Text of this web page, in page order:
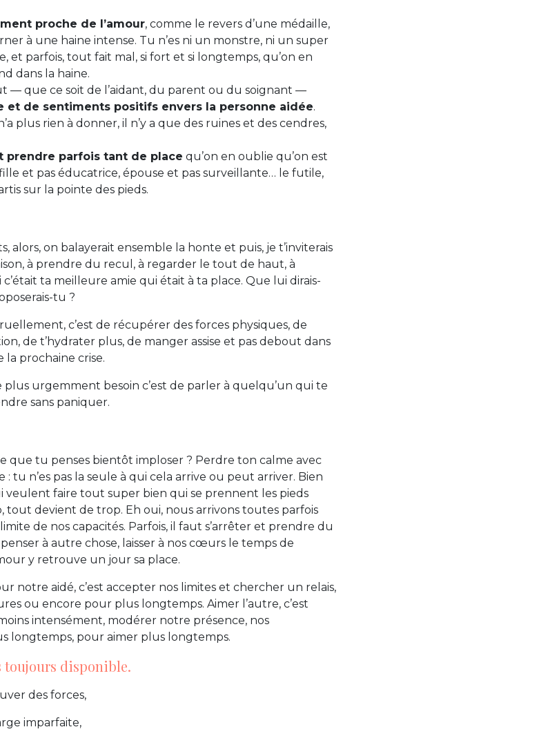
proche de l’amour, comme le revers d’une médaille,
à une haine intense. Tu n’es ni un monstre, ni un super
et parfois, tout fait mal, si fort et si longtemps, qu’on en
dans la haine.
— que ce soit de l’aidant, du parent ou du soignant —
et de sentiments positifs envers la personne aidée.
plus rien à donner, il n’y a que des ruines et des cendres,
prendre parfois tant de place qu’on en oublie qu’on est
et pas éducatrice, épouse et pas surveillante… le futile,
sur la pointe des pieds.
alors, on balayerait ensemble la honte et puis, je t’inviterais
à prendre du recul, à regarder le tout de haut, à
ta meilleure amie qui était à ta place. Que lui dirais-
tu ?
c’est de récupérer des forces physiques, de
de t’hydrater plus, de manger assise et pas debout dans
la prochaine crise.
urgemment besoin c’est de parler à quelqu’un qui te
sans paniquer.
que tu penses bientôt imploser ? Perdre ton calme avec
: tu n’es pas la seule à qui cela arrive ou peut arriver. Bien
veulent faire tout super bien qui se prennent les pieds
tout devient de trop. Eh oui, nous arrivons toutes parfois
de nos capacités. Parfois, il faut s’arrêter et prendre du
à autre chose, laisser à nos cœurs le temps de
y retrouve un jour sa place.
notre aidé, c’est accepter nos limites et chercher un relais,
ou encore pour plus longtemps. Aimer l’autre, c’est
intensément, modérer notre présence, nos
longtemps, pour aimer plus longtemps.
toujours disponible.
des forces,
imparfaite,